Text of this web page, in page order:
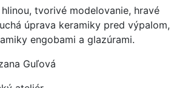
tvorivé modelovanie, hravé
úprava keramiky pred výpalom,
engobami a glazúrami.
Guľová